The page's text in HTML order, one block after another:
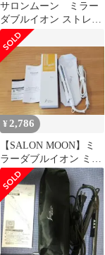
サロンムーン ミラー
ダブルイオン ストレー
トヘアアイロン 24mm
80℃?230℃ 海外対応 交
流(コード)式 モーヴピ
ンク SLM106
¥ 2,786
【SALON MOON】ミ
ラーダブルイオン ミニ
ストレートヘアアイロ
ン